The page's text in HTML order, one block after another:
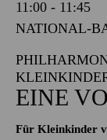
11:00 - 11:45
NATIONAL-
EINE
Für Kleinkinder